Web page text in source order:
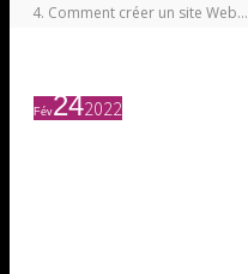
Comment créer un site Web…
Fév242022